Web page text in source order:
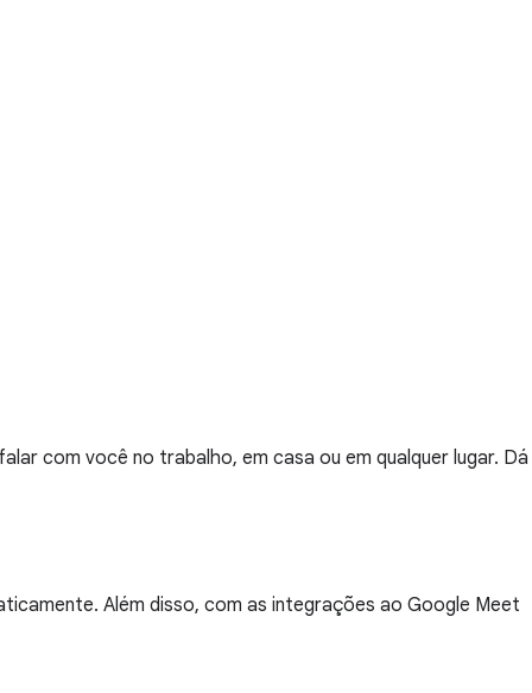
com você no trabalho, em casa ou em qualquer lugar. Dá
Além disso, com as integrações ao Google Meet